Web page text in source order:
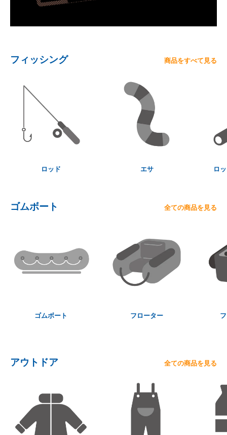
フィッシング 商品をすべて見る
ロッド エサ ロ
ゴムボート 全ての商品を見る
ゴムボート フローター
アウトドア 全ての商品を見る